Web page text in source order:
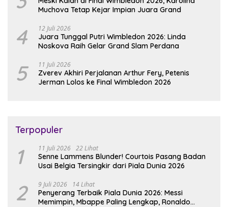
Muchova Tetap Kejar Impian Juara Grand
4 12 Juli 2026
Juara Tunggal Putri Wimbledon 2026: Linda
Noskova Raih Gelar Grand Slam Perdana
5 11 Juli 2026
Zverev Akhiri Perjalanan Arthur Fery, Petenis
Jerman Lolos ke Final Wimbledon 2026
Terpopuler
1 11 Juli 2026 22 Lihat
Senne Lammens Blunder! Courtois Pasang Badan
Usai Belgia Tersingkir dari Piala Dunia 2026
2 9 Juli 2026 14 Lihat
Penyerang Terbaik Piala Dunia 2026: Messi
Memimpin, Mbappe Paling Lengkap, Ronaldo